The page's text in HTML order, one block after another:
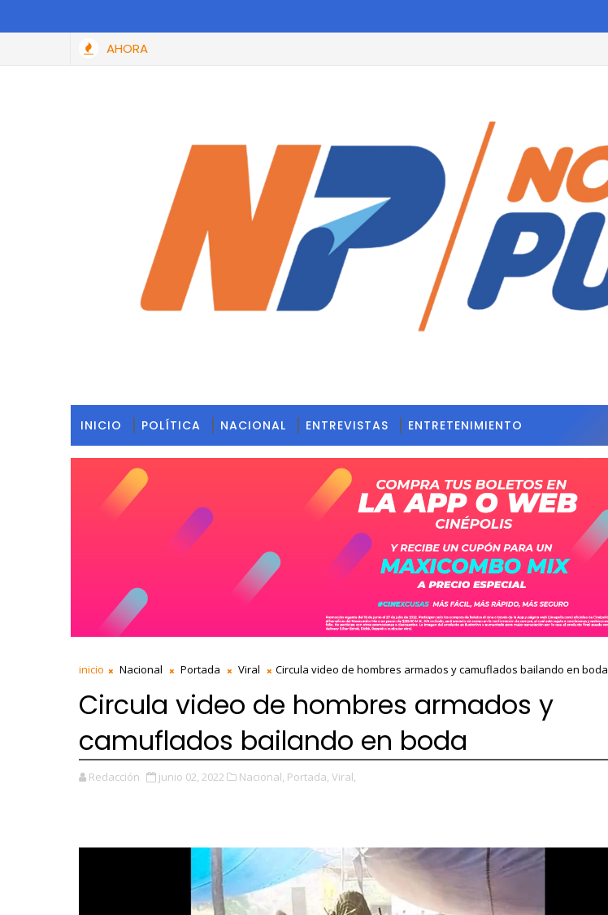
AHORA
INICIO POLÍTICA NACIONAL ENTREVISTAS ENTRETENIMIENTO
inicio Nacional Portada Viral Circula video de hombres armados y camuflados bailando en boda
Circula video de hombres armados y
camuflados bailando en boda
Redacción junio 02, 2022 Nacional, Portada, Viral,